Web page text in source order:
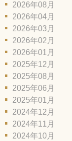
2026年08月
2026年04月
2026年03月
2026年02月
2026年01月
2025年12月
2025年08月
2025年06月
2025年01月
2024年12月
2024年11月
2024年10月